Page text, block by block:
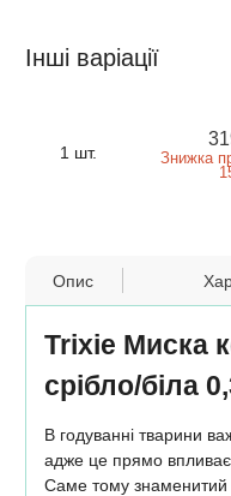
Інші варіації
1 шт.
Знижка
Опис
Trixie Миска
срібло/біла
В годуванні тварини
адже це прямо впливає
Саме тому знаменитий